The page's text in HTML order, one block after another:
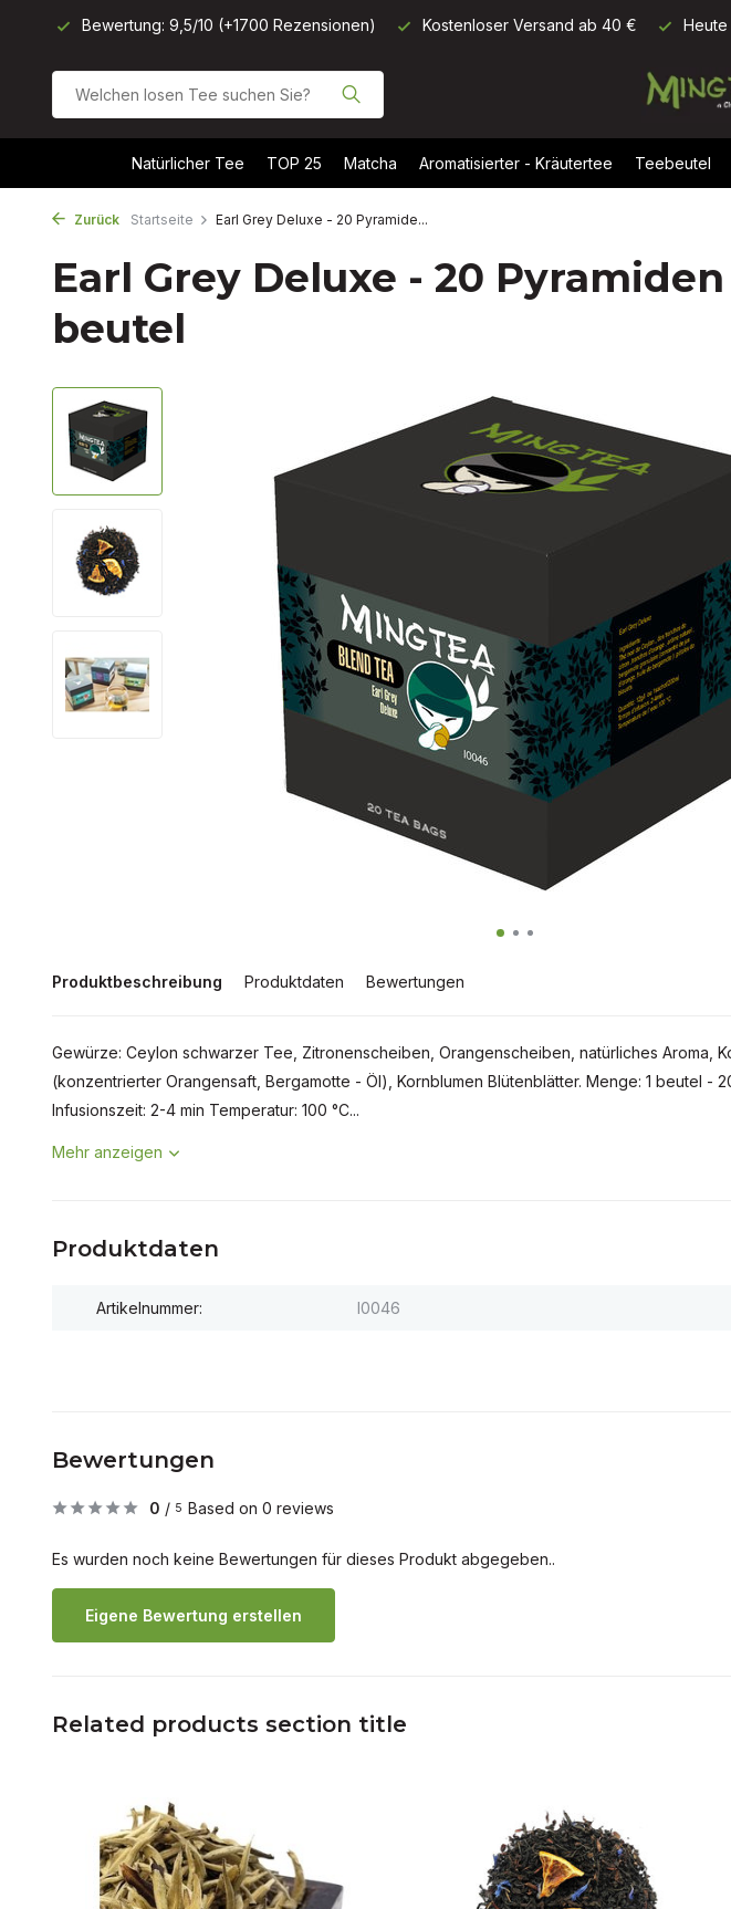
Kostenloser Versand ab 40 € Heute vor 11 Uhr bestellt, morgen geliefert
Natürlicher Tee TOP 25 Matcha Aromatisierter - Kräutertee Teebeutel
Zurück Startseite Earl Grey Deluxe - 20 Pyramide...
Earl Grey Deluxe - 20 Pyramiden
beutel
Produktbeschreibung Produktdaten Bewertungen
Gewürze: Ceylon schwarzer Tee, Zitronenscheiben, Orangenscheiben, natürliches Aroma,
(konzentrierter Orangensaft, Bergamotte - Öl), Kornblumen Blütenblätter. Menge: 1 beutel -
Infusionszeit: 2-4 min Temperatur: 100 °C...
Mehr anzeigen
Produktdaten
Artikelnummer: I0046
Bewertungen
0 / 5 Based on 0 reviews
Es wurden noch keine Bewertungen für dieses Produkt abgegeben..
Eigene Bewertung erstellen
Related products section title